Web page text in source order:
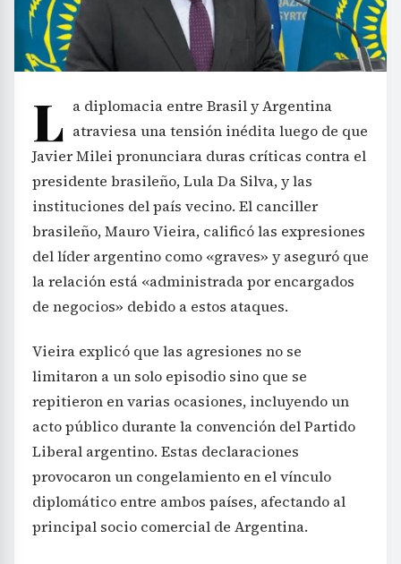
L a diplomacia entre Brasil y Argentina
atraviesa una tensión inédita luego de que
Javier Milei pronunciara duras críticas contra el
presidente brasileño, Lula Da Silva, y las
instituciones del país vecino. El canciller
brasileño, Mauro Vieira, calificó las expresiones
del líder argentino como «graves» y aseguró que
la relación está «administrada por encargados
de negocios» debido a estos ataques.
Vieira explicó que las agresiones no se
limitaron a un solo episodio sino que se
repitieron en varias ocasiones, incluyendo un
acto público durante la convención del Partido
Liberal argentino. Estas declaraciones
provocaron un congelamiento en el vínculo
diplomático entre ambos países, afectando al
principal socio comercial de Argentina.